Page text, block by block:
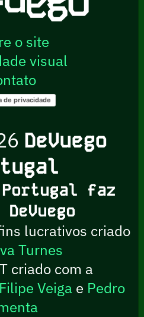
o site
visual
de privacidade
DeVuego
Portugal faz
lucrativos criado
Turnes
criado com a
Filipe Veiga e Pedro